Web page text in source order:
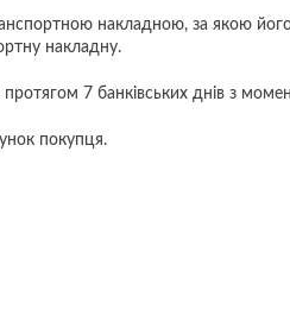
накладною, за якою
накладну.
протягом 7 банківських днів з
покупця.